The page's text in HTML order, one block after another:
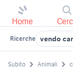
Home
Ricerche vendo
Subito Animali